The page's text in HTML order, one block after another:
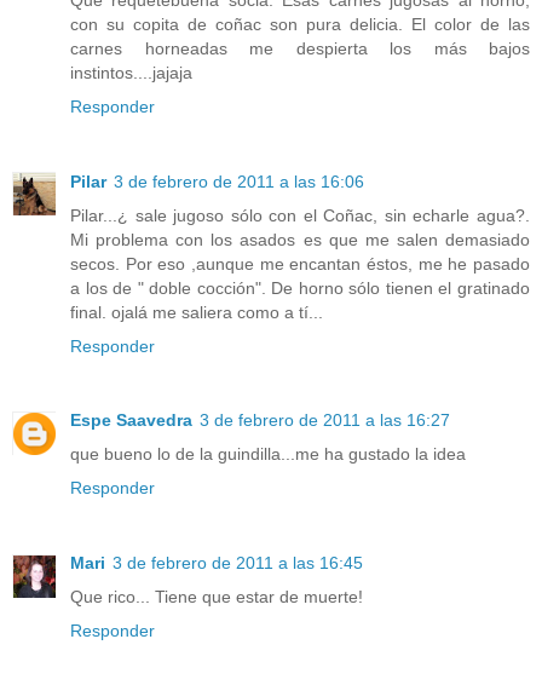
con su copita de coñac son pura delicia. El color de las
carnes horneadas me despierta los más bajos
instintos....jajaja
Responder
Pilar 3 de febrero de 2011 a las 16:06
Pilar...¿ sale jugoso sólo con el Coñac, sin echarle agua?.
Mi problema con los asados es que me salen demasiado
secos. Por eso ,aunque me encantan éstos, me he pasado
a los de " doble cocción". De horno sólo tienen el gratinado
final. ojalá me saliera como a tí...
Responder
Espe Saavedra 3 de febrero de 2011 a las 16:27
que bueno lo de la guindilla...me ha gustado la idea
Responder
Mari 3 de febrero de 2011 a las 16:45
Que rico... Tiene que estar de muerte!
Responder